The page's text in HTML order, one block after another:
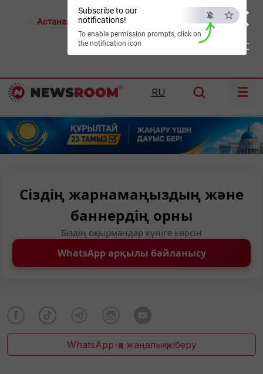
×
ESC
Subscribe to our
notifications!
To enable permission prompts, click on
the notification icon
Астана: 19°C Алматы: Шымкент:28°C
RU ☰
Сіздің жарнамаңыздың және
баннердің орны
Біздің оқырмандар күніге көрсін
WhatsApp арқылы байланысу
WhatsApp-қа жаңалық жіберу